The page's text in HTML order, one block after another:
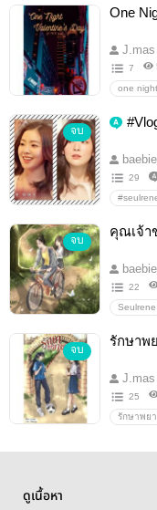
ลิปสติกสี
One
J.mas
7
one
จบ
29
จบ
คุณเจ้า
22
Seulrene
จบ
รักษาพ
J.mas
25
รักษาพย
ดูเนื้อหา